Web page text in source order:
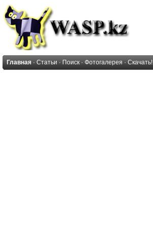
Главная · Статьи · Поиск · Фотогалерея · Скачать!